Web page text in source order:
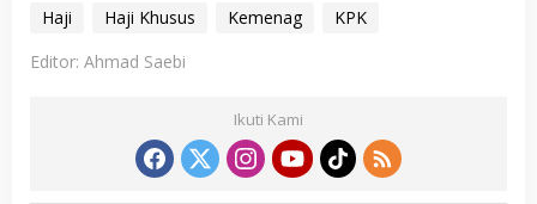
Haji Haji Khusus Kemenag
KPK
Editor: Ahmad Saebi
Ikuti Kami